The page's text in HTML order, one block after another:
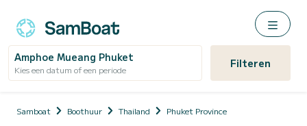
Amphoe Mueang Phuket
Kies een datum of een periode Filteren
Samboat Boothuur Thailand Phuket Province